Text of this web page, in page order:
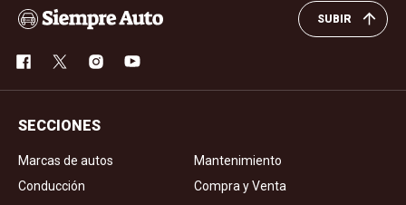
SUBIR
SECCIONES
Marcas de autos
Mantenimiento
Conducción
Compra y Venta